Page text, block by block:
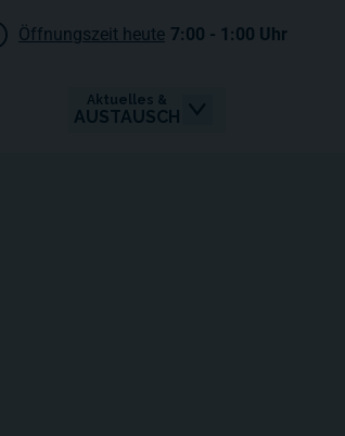
Aktuelles &
AUSTAUSCH
Öffnungszeit heute 7:00 - 1:00 Uhr